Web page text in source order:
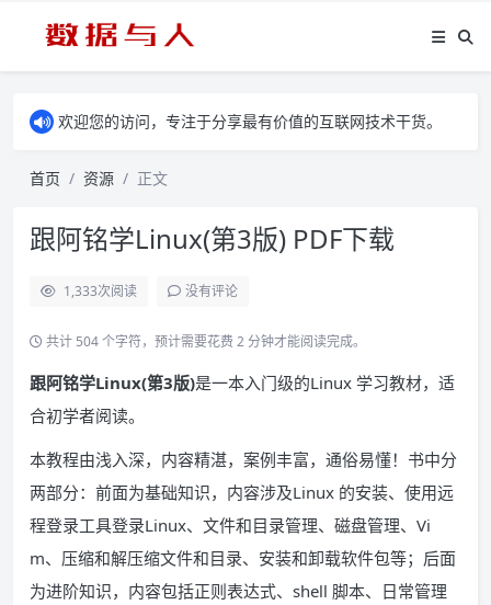
欢迎您的访问，专注于分享最有价值的互联网技术干货。
首页 资源 正文
跟阿铭学Linux(第3版) PDF下载
1,333次阅读 没有评论
共计 504 个字符，预计需要花费 2 分钟才能阅读完成。
跟阿铭学Linux(第3版)是一本入门级的Linux 学习教材，适
合初学者阅读。
本教程由浅入深，内容精湛，案例丰富，通俗易懂！书中分
两部分：前面为基础知识，内容涉及Linux 的安装、使用远
程登录工具登录Linux、文件和目录管理、磁盘管理、Vi
m、压缩和解压缩文件和目录、安装和卸载软件包等；后面
为进阶知识，内容包括正则表达式、shell 脚本、日常管理